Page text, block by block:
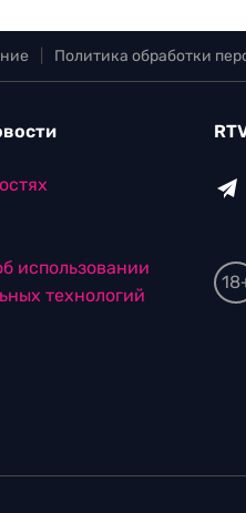
Политика обработки
использовании
технологий